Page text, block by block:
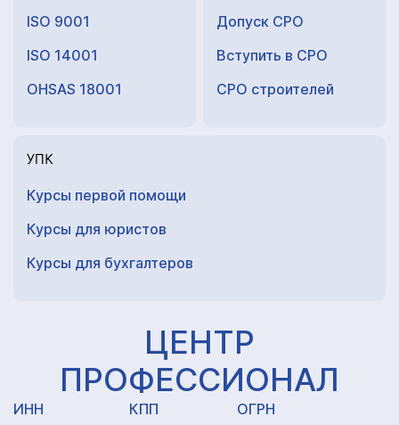
ISO 9001
ISO 14001
OHSAS 18001
Допуск СРО
Вступить в СРО
СРО строителей
УПК
Курсы первой помощи
Курсы для юристов
Курсы для бухгалтеров
ЦЕНТР
ПРОФЕССИОНАЛ
ИНН
КПП
ОГРН